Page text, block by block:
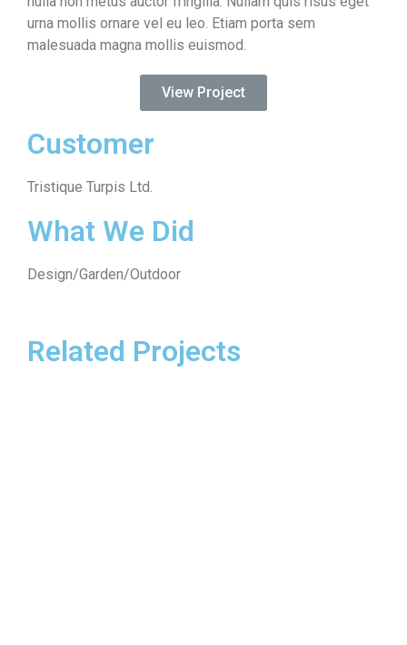
urna mollis ornare vel eu leo. Etiam porta sem
malesuada magna mollis euismod.
View Project
Customer
Tristique Turpis Ltd.
What We Did
Design/Garden/Outdoor
Related Projects